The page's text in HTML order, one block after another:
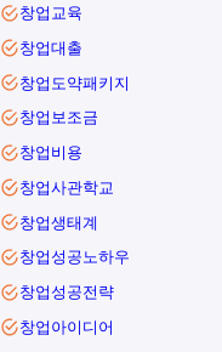
창업교육
창업대출
창업도약패키지
창업보조금
창업비용
창업사관학교
창업생태계
창업성공노하우
창업성공전략
창업아이디어